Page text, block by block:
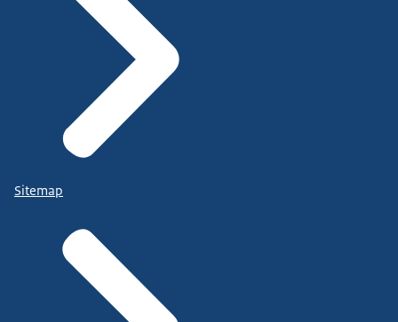
Sitemap